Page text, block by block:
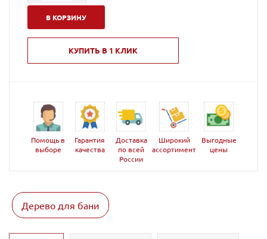
В КОРЗИНУ
КУПИТЬ В 1 КЛИК
Помощь в
выборе
Гарантия
качества
Доставка
по всей
России
Широкий
ассортимент
Выгодные
цены
Дерево для бани